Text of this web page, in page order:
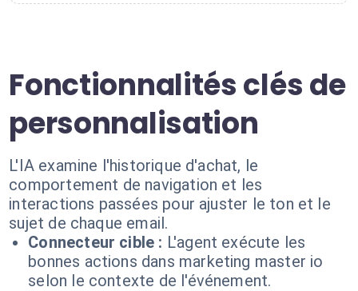
Fonctionnalités clés de
personnalisation
L'IA examine l'historique d'achat, le
comportement de navigation et les
interactions passées pour ajuster le ton et le
sujet de chaque email.
Connecteur cible : L'agent exécute les
bonnes actions dans marketing master io
selon le contexte de l'événement.